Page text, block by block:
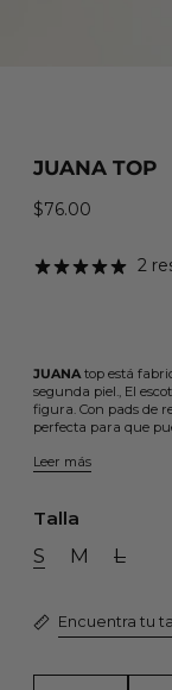
JUANA TOP
Precio habitual
$76.00
2
JUANAtop está
segunda piel., El
figura. Con pads de
perfecta para que
Leer más
Talla
S M L
Encuentra tu